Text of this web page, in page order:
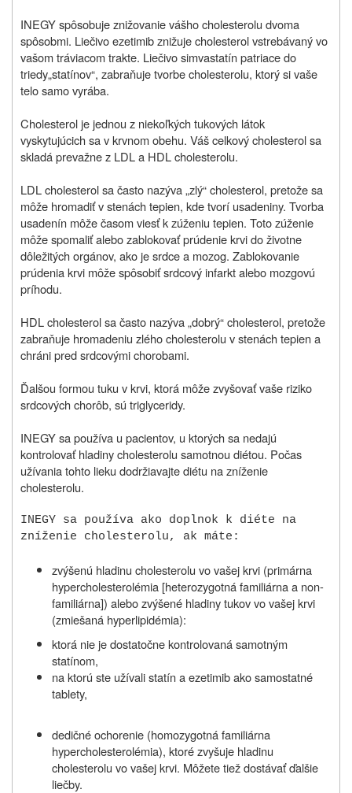
INEGY spôsobuje znižovanie vášho cholesterolu dvoma
spôsobmi. Liečivo ezetimib znižuje cholesterol vstrebávaný vo
vašom tráviacom trakte. Liečivo simvastatín patriace do
triedy„statínov“, zabraňuje tvorbe cholesterolu, ktorý si vaše
telo samo vyrába.
Cholesterol je jednou z niekoľkých tukových látok
vyskytujúcich sa v krvnom obehu. Váš celkový cholesterol sa
skladá prevažne z LDL a HDL cholesterolu.
LDL cholesterol sa často nazýva „zlý“ cholesterol, pretože sa
môže hromadiť v stenách tepien, kde tvorí usadeniny. Tvorba
usadenín môže časom viesť k zúženiu tepien. Toto zúženie
môže spomaliť alebo zablokovať prúdenie krvi do životne
dôležitých orgánov, ako je srdce a mozog. Zablokovanie
prúdenia krvi môže spôsobiť srdcový infarkt alebo mozgovú
príhodu.
HDL cholesterol sa často nazýva „dobrý“ cholesterol, pretože
zabraňuje hromadeniu zlého cholesterolu v stenách tepien a
chráni pred srdcovými chorobami.
Ďalšou formou tuku v krvi, ktorá môže zvyšovať vaše riziko
srdcových chorôb, sú triglyceridy.
INEGY sa používa u pacientov, u ktorých sa nedajú
kontrolovať hladiny cholesterolu samotnou diétou. Počas
užívania tohto lieku dodržiavajte diétu na zníženie
cholesterolu.
INEGY sa používa ako doplnok k diéte na
zníženie cholesterolu, ak máte:
zvýšenú hladinu cholesterolu vo vašej krvi (primárna
hypercholesterolémia [heterozygotná familiárna a non-
familiárna]) alebo zvýšené hladiny tukov vo vašej krvi
(zmiešaná hyperlipidémia):
ktorá nie je dostatočne kontrolovaná samotným
statínom,
na ktorú ste užívali statín a ezetimib ako samostatné
tablety,
dedičné ochorenie (homozygotná familiárna
hypercholesterolémia), ktoré zvyšuje hladinu
cholesterolu vo vašej krvi. Môžete tiež dostávať ďalšie
liečby.